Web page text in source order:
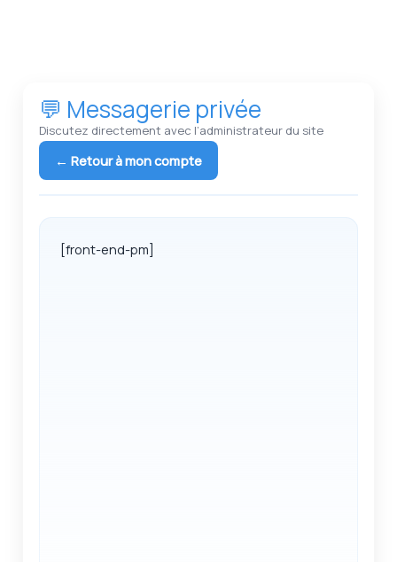
💬 Messagerie privée
Discutez directement avec l’administrateur du site
← Retour à mon compte
[front-end-pm]